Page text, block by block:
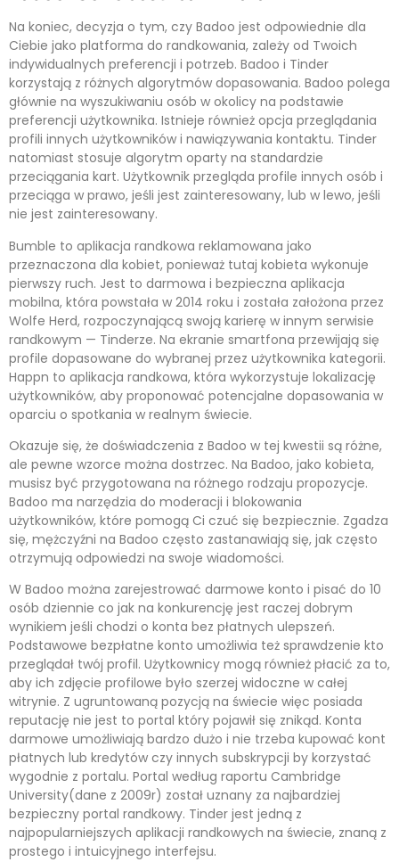
Na koniec, decyzja o tym, czy Badoo jest odpowiednie dla
Ciebie jako platforma do randkowania, zależy od Twoich
indywidualnych preferencji i potrzeb. Badoo i Tinder
korzystają z różnych algorytmów dopasowania. Badoo polega
głównie na wyszukiwaniu osób w okolicy na podstawie
preferencji użytkownika. Istnieje również opcja przeglądania
profili innych użytkowników i nawiązywania kontaktu. Tinder
natomiast stosuje algorytm oparty na standardzie
przeciągania kart. Użytkownik przegląda profile innych osób i
przeciąga w prawo, jeśli jest zainteresowany, lub w lewo, jeśli
nie jest zainteresowany.
Bumble to aplikacja randkowa reklamowana jako
przeznaczona dla kobiet, ponieważ tutaj kobieta wykonuje
pierwszy ruch. Jest to darmowa i bezpieczna aplikacja
mobilna, która powstała w 2014 roku i została założona przez
Wolfe Herd, rozpoczynającą swoją karierę w innym serwisie
randkowym — Tinderze. Na ekranie smartfona przewijają się
profile dopasowane do wybranej przez użytkownika kategorii.
Happn to aplikacja randkowa, która wykorzystuje lokalizację
użytkowników, aby proponować potencjalne dopasowania w
oparciu o spotkania w realnym świecie.
Okazuje się, że doświadczenia z Badoo w tej kwestii są różne,
ale pewne wzorce można dostrzec. Na Badoo, jako kobieta,
musisz być przygotowana na różnego rodzaju propozycje.
Badoo ma narzędzia do moderacji i blokowania
użytkowników, które pomogą Ci czuć się bezpiecznie. Zgadza
się, mężczyźni na Badoo często zastanawiają się, jak często
otrzymują odpowiedzi na swoje wiadomości.
W Badoo można zarejestrować darmowe konto i pisać do 10
osób dziennie co jak na konkurencję jest raczej dobrym
wynikiem jeśli chodzi o konta bez płatnych ulepszeń.
Podstawowe bezpłatne konto umożliwia też sprawdzenie kto
przeglądał twój profil. Użytkownicy mogą również płacić za to,
aby ich zdjęcie profilowe było szerzej widoczne w całej
witrynie. Z ugruntowaną pozycją na świecie więc posiada
reputację nie jest to portal który pojawił się znikąd. Konta
darmowe umożliwiają bardzo dużo i nie trzeba kupować kont
płatnych lub kredytów czy innych subskrypcji by korzystać
wygodnie z portalu. Portal według raportu Cambridge
University(dane z 2009r) został uznany za najbardziej
bezpieczny portal randkowy. Tinder jest jedną z
najpopularniejszych aplikacji randkowych na świecie, znaną z
prostego i intuicyjnego interfejsu.